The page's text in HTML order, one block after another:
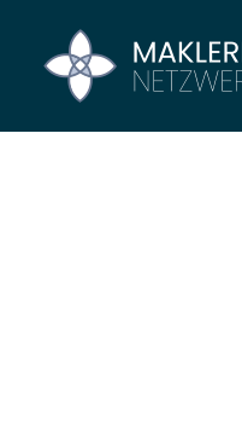
springenMaklerinnen
Netzwerk
Vier
Büros
–